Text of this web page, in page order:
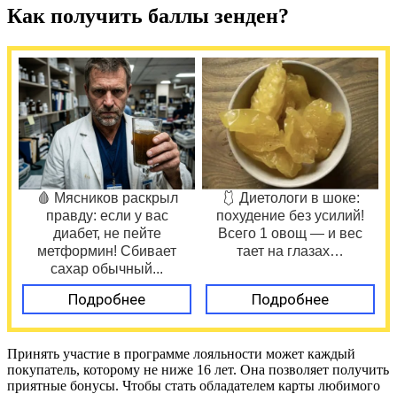
Как получить баллы зенден?
🩸 Мясников раскрыл
правду: если у вас
диабет, не пейте
метформин! Сбивает
сахар обычный...
Подробнее
🩱 Диетологи в шоке:
похудение без усилий!
Всего 1 овощ — и вес
тает на глазах…
Подробнее
Принять участие в программе лояльности может каждый
покупатель, которому не ниже 16 лет. Она позволяет получить
приятные бонусы. Чтобы стать обладателем карты любимого